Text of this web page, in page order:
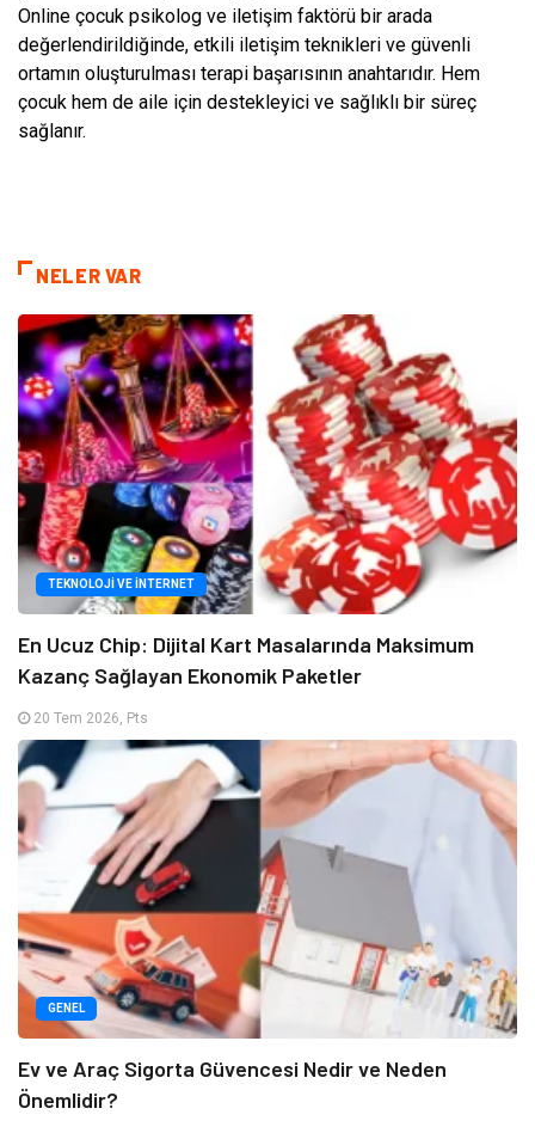
Online çocuk psikolog ve iletişim faktörü bir arada
değerlendirildiğinde, etkili iletişim teknikleri ve güvenli
ortamın oluşturulması terapi başarısının anahtarıdır. Hem
çocuk hem de aile için destekleyici ve sağlıklı bir süreç
sağlanır.
NELER VAR
TEKNOLOJI VE İNTERNET
En Ucuz Chip: Dijital Kart Masalarında Maksimum
Kazanç Sağlayan Ekonomik Paketler
20 Tem 2026, Pts
GENEL
Ev ve Araç Sigorta Güvencesi Nedir ve Neden
Önemlidir?